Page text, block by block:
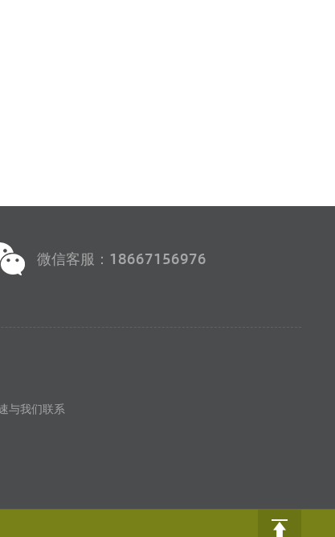
微信客服：18667156976
与我们联系